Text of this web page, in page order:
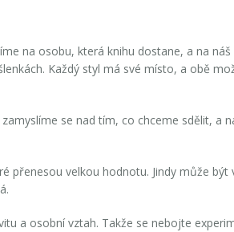
na osobu, která knihu dostane, a na náš
Každý styl má své místo, a obě
se nad tím, co chceme sdělit, a
přenesou velkou hodnotu. Jindy může být
a osobní vztah. Takže se nebojte